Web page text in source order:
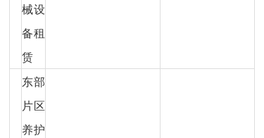
械设
备租
赁
东部
片区
养护